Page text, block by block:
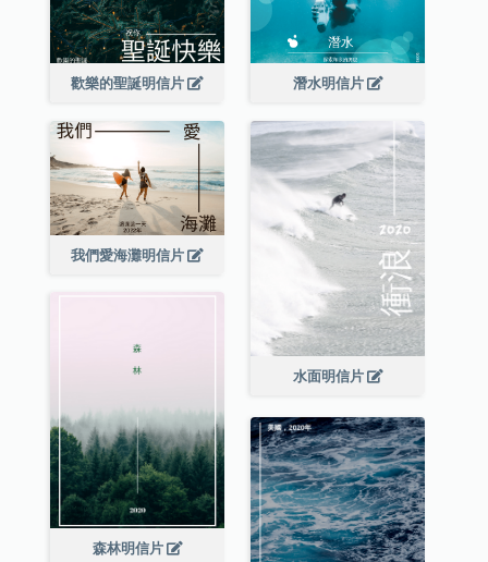
歡樂的聖誕明信片 潛水明信片
我們愛海灘明信片
水面明信片
森林明信片